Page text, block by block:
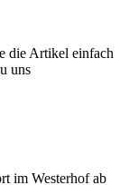
die Artikel einfach
uns
im Westerhof ab